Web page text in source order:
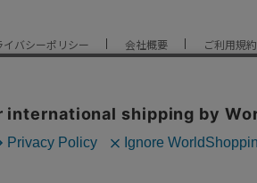
イバシーポリシー 会社概要 ご利用規約
YOU ARE CULTURE.